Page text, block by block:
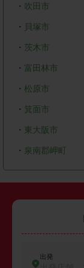
・ 吹田市
・ 貝塚市
・ 茨木市
・ 富田林市
・ 松原市
・ 箕面市
・ 東大阪市
・ 泉南郡岬町
出発